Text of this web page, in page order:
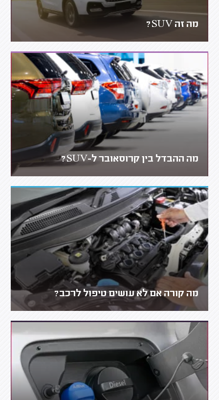
מה זה SUV?
מה ההבדל בין קרוסאובר ל-SUV?
מה קורה אם לא עושים טיפול לרכב?